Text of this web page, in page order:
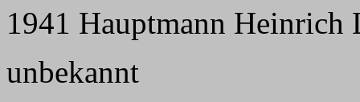
1941 Hauptmann Heinrich
unbekannt